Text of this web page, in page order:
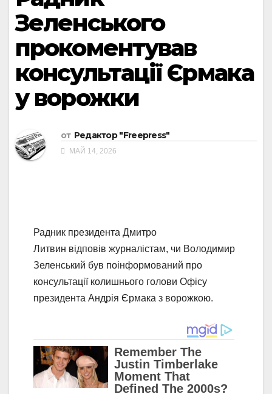
Зеленського
прокоментував
консультації Єрмака
у ворожки
от Редактор "Freepress"
МАЙ 14, 2026
Радник президента Дмитро
Литвин відповів журналістам, чи Володимир
Зеленський був поінформований про
консультації колишнього голови Офісу
президента Андрія Єрмака з ворожкою.